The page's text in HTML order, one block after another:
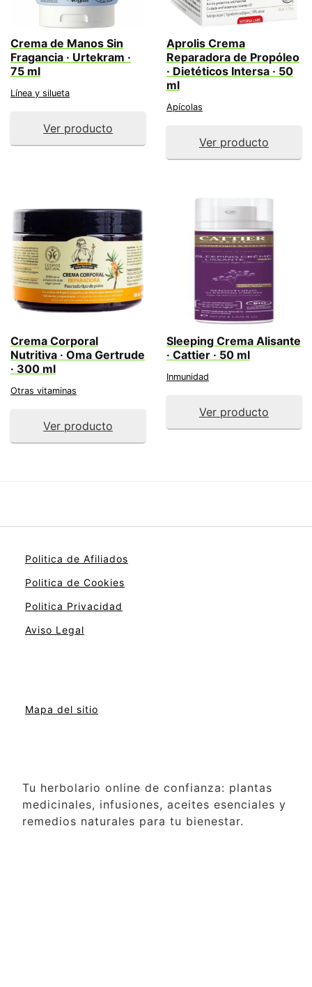
Crema de Manos Sin
Fragancia · Urtekram ·
75 ml
Línea y silueta
Ver producto
Aprolis Crema
Reparadora de Propóleo
· Dietéticos Intersa · 50
ml
Apícolas
Ver producto
Crema Corporal
Nutritiva · Oma Gertrude
· 300 ml
Otras vitaminas
Ver producto
Sleeping Crema Alisante
· Cattier · 50 ml
Inmunidad
Ver producto
Politica de Afiliados
Politica de Cookies
Politica Privacidad
Aviso Legal
Mapa del sitio
Tu herbolario online de confianza: plantas
medicinales, infusiones, aceites esenciales y
remedios naturales para tu bienestar.